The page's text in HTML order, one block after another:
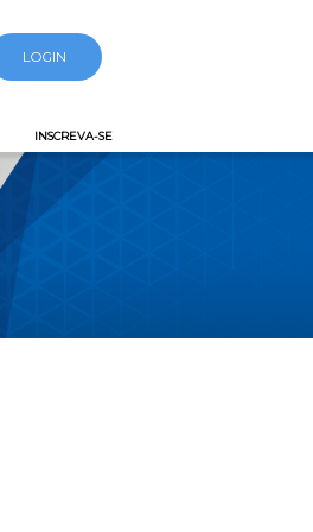
INSCREVA-SE